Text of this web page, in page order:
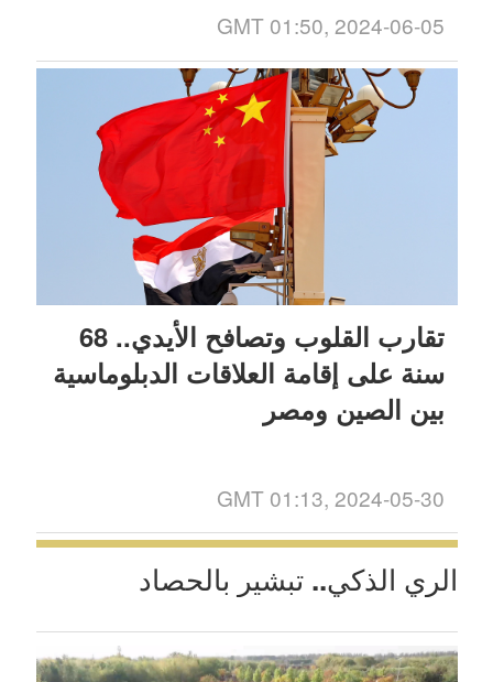
GMT 01:50, 2024-06-05
تقارب القلوب وتصافح الأيدي.. 68
سنة على إقامة العلاقات الدبلوماسية
بين الصين ومصر
GMT 01:13, 2024-05-30
الري الذكي.. تبشير بالحصاد